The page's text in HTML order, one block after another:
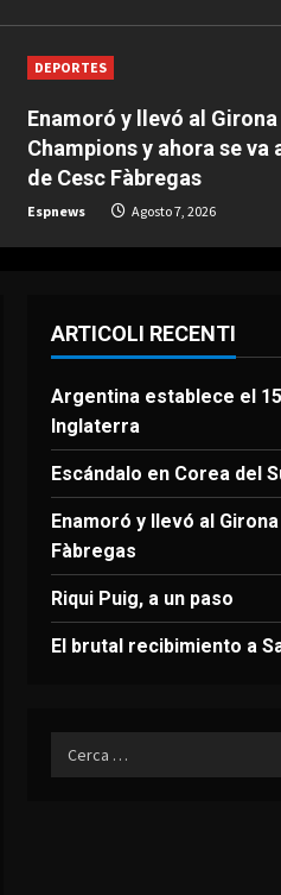
DEPORTES
Enamoró y llevó al Girona
Champions y ahora se va
de Cesc Fàbregas
Espnews Agosto 7, 2026
ARTICOLI RECENTI
Argentina establece el
Inglaterra
Escándalo en Corea del
Enamoró y llevó al
Fàbregas
Riqui Puig, a un paso
El brutal recibimiento a
Ricerca
per: